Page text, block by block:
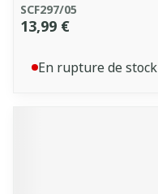
SCF297/05
13,99 €
En rupture de stock